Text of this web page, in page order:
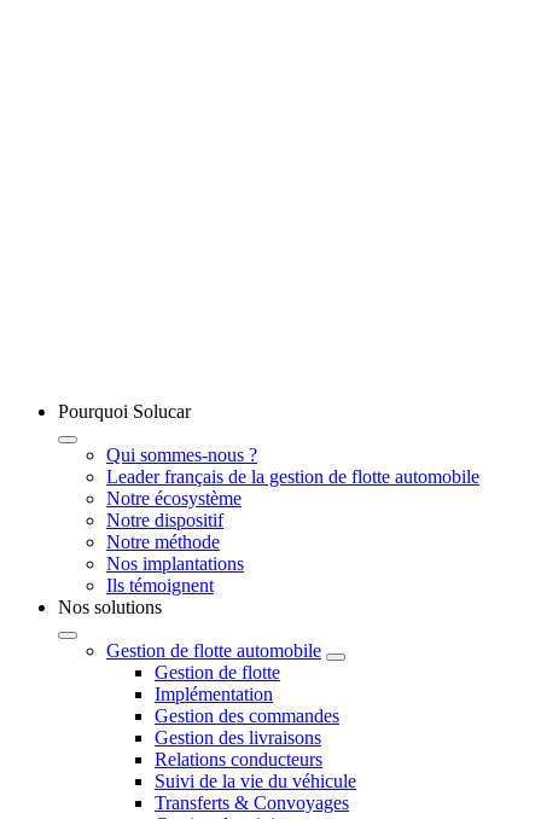
Pourquoi Solucar
Qui sommes-nous ?
Leader français de la gestion de flotte automobile
Notre écosystème
Notre dispositif
Notre méthode
Nos implantations
Ils témoignent
Nos solutions
Gestion de flotte automobile
Gestion de flotte
Implémentation
Gestion des commandes
Gestion des livraisons
Relations conducteurs
Suivi de la vie du véhicule
Transferts & Convoyages